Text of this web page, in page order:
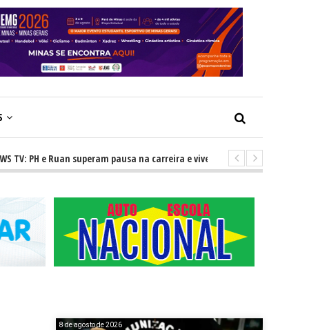
PH e Ruan superam pausa na carreira e vivem ascensão no cenário
8 de agosto de 2026